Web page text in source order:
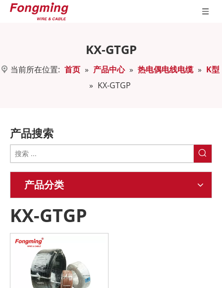
KX-GTGP
当前所在位置: 首页 » 产品中心 » 热电偶电线电缆 » K型
» KX-GTGP
产品搜索
产品分类
KX-GTGP